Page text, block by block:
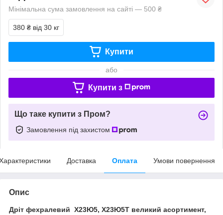
Мінімальна сума замовлення на сайті — 500 ₴
380 ₴ від 30 кг
Купити
або
Купити з
Що таке купити з Пром?
Замовлення під захистом
Доставка Оплата Умови повернення
Опис
Дріт фехралевий Х23Ю5, Х23Ю5Т великий асортимент,